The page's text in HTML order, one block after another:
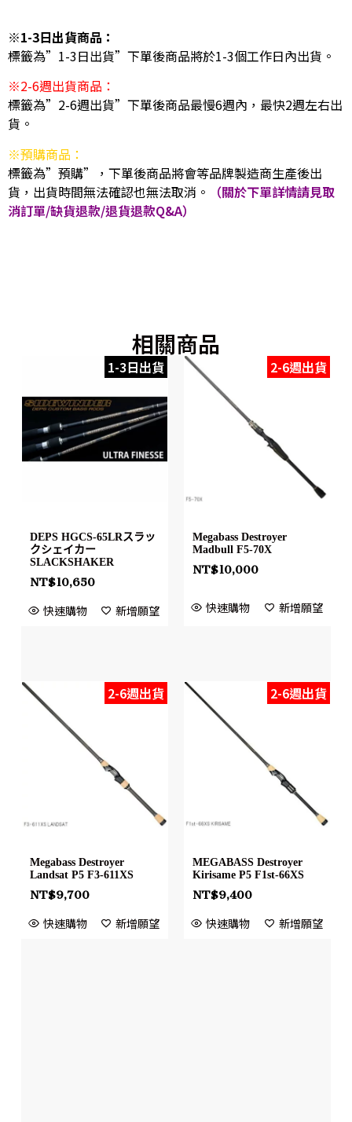
※1-3日出貨商品：
標籤為”1-3日出貨”下單後商品將於1-3個工作日內出貨。
※2-6週出貨商品：
標籤為”2-6週出貨”下單後商品最慢6週內，最快2週左右出
貨。
※預購商品：
標籤為”預購”，下單後商品將會等品牌製造商生產後出
貨，出貨時間無法確認也無法取消。
（關於下單詳情請見取
消訂單/缺貨退款/退貨退款Q&A）
相關商品
1-3日出貨
DEPS HGCS-65LRスラッ
クシェイカー
SLACKSHAKER
NT$10,650
快速購物 新增願望
2-6週出貨
Megabass Destroyer
Madbull F5-70X
NT$10,000
快速購物 新增願望
2-6週出貨
Megabass Destroyer
Landsat P5 F3-611XS
NT$9,700
快速購物 新增願望
2-6週出貨
MEGABASS Destroyer
Kirisame P5 F1st-66XS
NT$9,400
快速購物 新增願望